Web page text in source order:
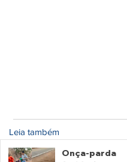
Leia também
Onça-parda